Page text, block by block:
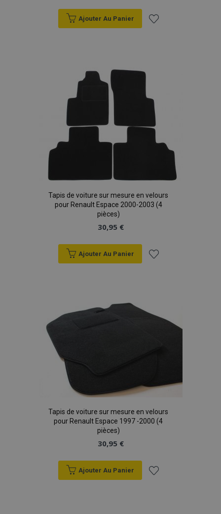
Ajouter Au Panier
liste
d'achats
Tapis de voiture sur mesure en velours
pour Renault Espace 2000-2003 (4
pièces)
30,95 €
Ajouter Au Panier
liste
d'achats
Tapis de voiture sur mesure en velours
pour Renault Espace 1997 -2000 (4
pièces)
30,95 €
Ajouter Au Panier